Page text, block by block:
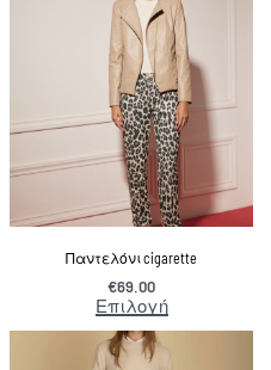
Παντελόνι cigarette
€69.00
Επιλογή